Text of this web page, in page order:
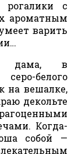
с
ароматным
варить
дама, в
белого
на вешалке,
декольте
Когда-
собой —